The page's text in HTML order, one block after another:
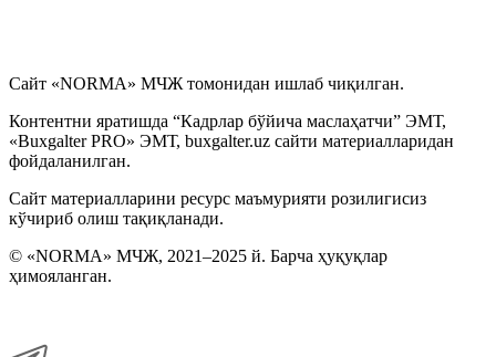
Ҳарбий хизматга мажбурларни рўйхатга олиш
Сайт «NORMA» МЧЖ томонидан ишлаб чиқилган.
Контентни яратишда “Кадрлар бўйича маслаҳатчи” ЭМТ,
«Buxgalter PRO» ЭМТ, buxgalter.uz сайти материалларидан
фойдаланилган.
Сайт материалларини ресурс маъмурияти розилигисиз
кўчириб олиш тақиқланади.
© «NORMA» МЧЖ, 2021–2025 й. Барча ҳуқуқлар
ҳимояланган.